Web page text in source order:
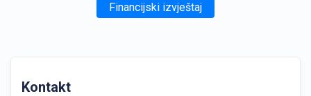
Financijski izvještaj
Kontakt